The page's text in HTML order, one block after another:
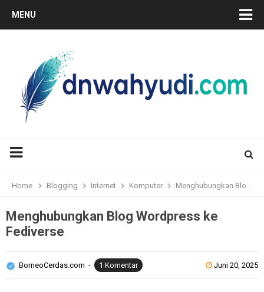
MENU
Home Blogging Internet Komputer Menghubungkan Blog Wordpress ke Fediverse
Menghubungkan Blog Wordpress ke
Fediverse
BorneoCerdas.com Juni 20, 2025
1 Komentar